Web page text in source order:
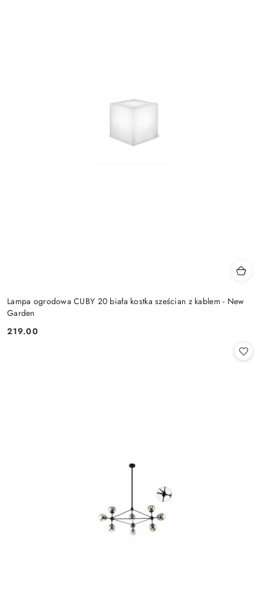
Lampa ogrodowa CUBY 20 biała kostka sześcian z kablem - New
Garden
Cena:
219.00